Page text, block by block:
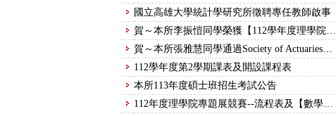
國立高雄大學統計學研究所徵聘專任教師啟事
賀～本所李振愷同學榮獲【112學年度理學院專題製作成果展競賽】數學統計組-優等獎
賀～本所張雅慧同學通過Society of Actuaries精算師考試
112學年度第2學期課表及開設課程表
本所113年度碩士班招生考試公告
112年度理學院專題展競賽--流程表及【數學統計組】報告順序